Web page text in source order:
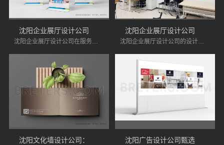
沈阳企业展厅设计公司在服务上具有诸多优势，能够为企业提供专业化的设计服务。如果您正在寻找专业的展厅设计公司，不妨将沈阳的企业展厅设计公司纳入考虑范围。 沈阳企业展厅设计公司的设计优点在于其创新性、功能性、灵活性、环保意识和良好的售后服务。企业在选择展厅设计时，可以考虑这些因素，以确保展厅能够有效展示品牌形象，吸引目标客户。